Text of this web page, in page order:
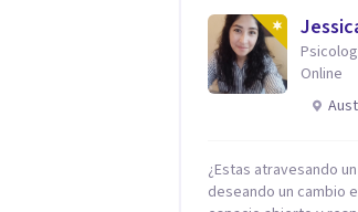
Online
¿Estas atravesando
deseando un cambio